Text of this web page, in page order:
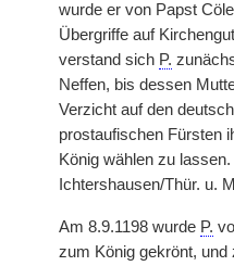
wurde er von Papst
Übergriffe auf
verstand sich P.
Neffen, bis dessen
Verzicht auf den
prostaufischen Fürsten
König wählen zu
Ichtershausen/Thür. u.
Am 8.9.1198 wurde P.
zum König gekrönt,